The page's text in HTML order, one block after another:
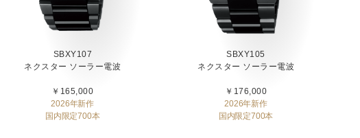
SBXY107
ネクスター ソーラー電波
￥165,000
2026年新作
国内限定700本
SBXY105
ネクスター ソーラー電波
￥176,000
2026年新作
国内限定700本